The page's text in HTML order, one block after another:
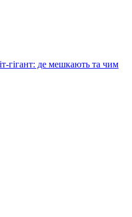
гігант: де мешкають та чим